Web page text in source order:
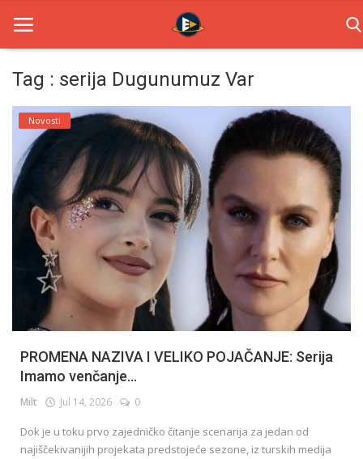
Home
Novosti
TV Serije
Filmovi
Glumci
Contact
Login
Register
Tag : serija Dugunumuz Var
Novosti
PROMENA NAZIVA I VELIKO POJAČANJE: Serija
Imamo venčanje...
Milt Jul 14, 2026 0
Dok je u toku prvo zajedničko čitanje scenarija za jedan od
najiščekivanijih projekata predstojeće sezone, iz turskih medija